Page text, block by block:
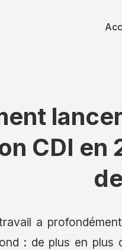
CDI en
a
: de plus en plus